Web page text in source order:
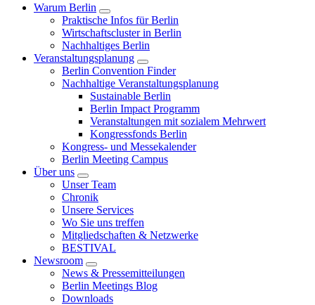
Warum Berlin
Praktische Infos für Berlin
Wirtschaftscluster in Berlin
Nachhaltiges Berlin
Veranstaltungsplanung
Berlin Convention Finder
Nachhaltige Veranstaltungsplanung
Sustainable Berlin
Berlin Impact Programm
Veranstaltungen mit sozialem Mehrwert
Kongressfonds Berlin
Kongress- und Messekalender
Berlin Meeting Campus
Über uns
Unser Team
Chronik
Unsere Services
Wo Sie uns treffen
Mitgliedschaften & Netzwerke
BESTIVAL
Newsroom
News & Pressemitteilungen
Berlin Meetings Blog
Downloads